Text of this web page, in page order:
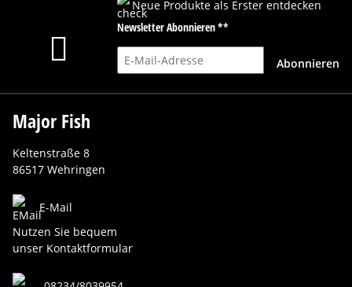
Neue Produkte als Erster entdecken
Newsletter Abonnieren **
E-Mail-Adresse
Abonnieren
Major Fish
Keltenstraße 8
86517 Wehringen
E-Mail
Nutzen Sie bequem
unser Kontaktformular